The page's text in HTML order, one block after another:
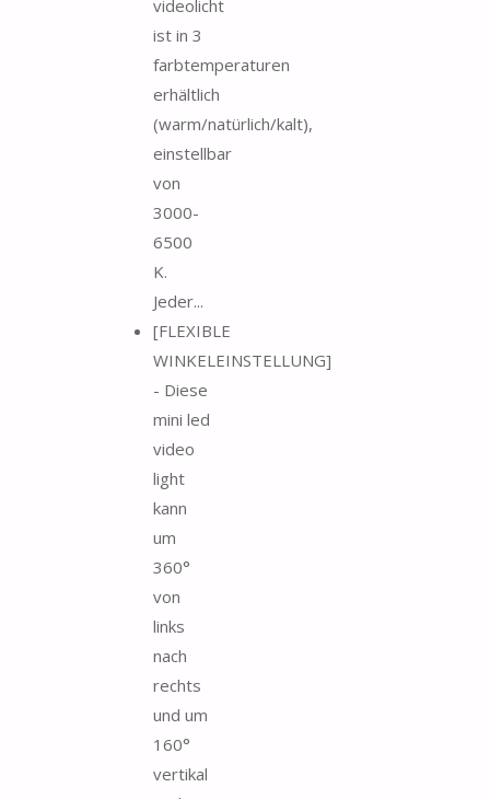
videolicht
ist in 3
farbtemperaturen
erhältlich
(warm/natürlich/kalt),
einstellbar
von
3000-
6500
K.
Jeder...
[FLEXIBLE
WINKELEINSTELLUNG]
- Diese
mini led
video
light
kann
um
360°
von
links
nach
rechts
und um
160°
vertikal